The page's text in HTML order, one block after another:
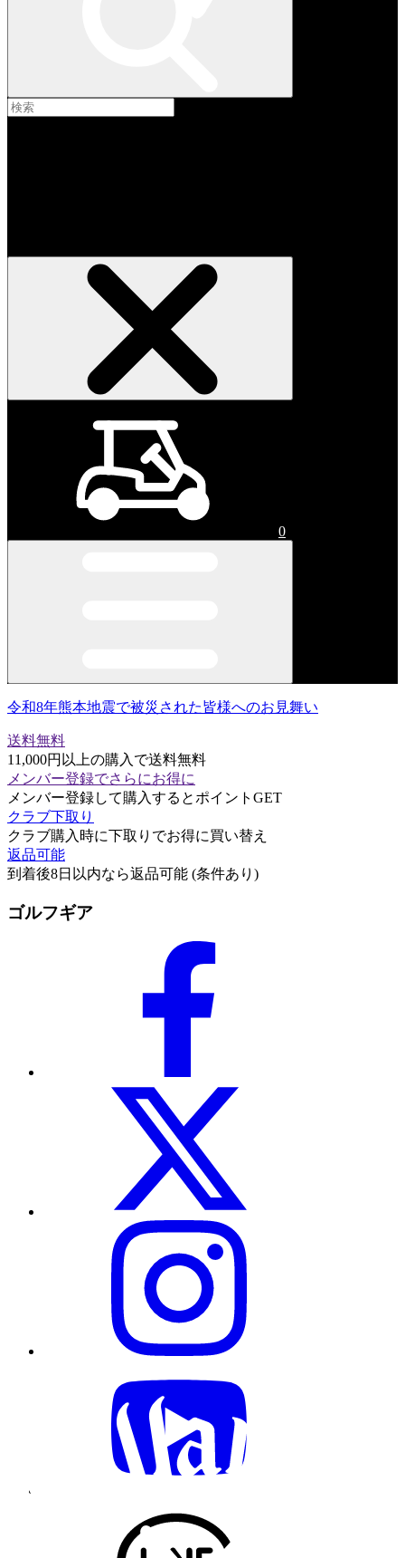
0
令和8年熊本地震で被災された皆様へのお見舞い
送料無料
11,000円以上の購入で送料無料
メンバー登録でさらにお得に
メンバー登録して購入するとポイントGET
クラブ下取り
クラブ購入時に下取りでお得に買い替え
返品可能
到着後8日以内なら返品可能 (条件あり)
ゴルフギア